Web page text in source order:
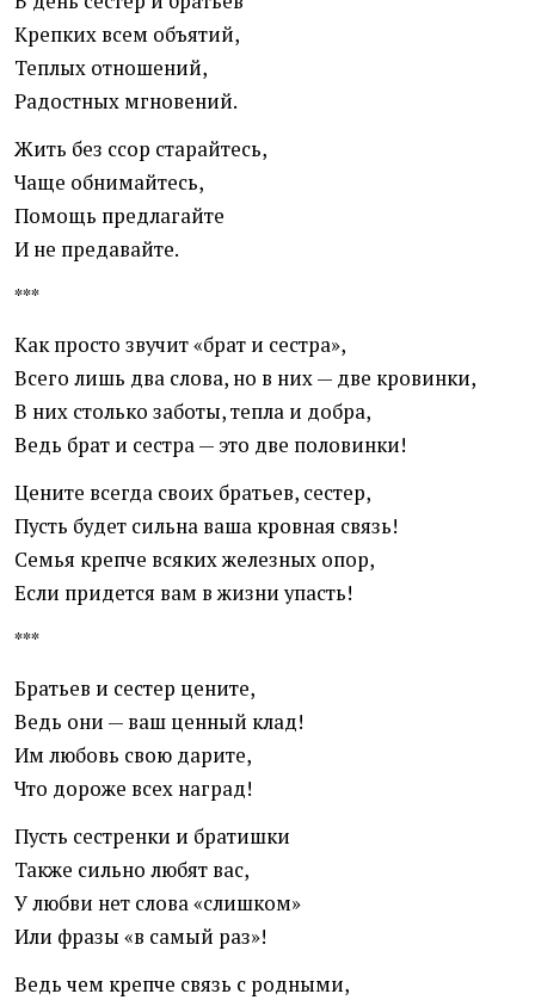
Крепких всем объятий,
Теплых отношений,
Радостных мгновений.
Жить без ссор старайтесь,
Чаще обнимайтесь,
Помощь предлагайте
И не предавайте.
***
Как просто звучит «брат и сестра»,
Всего лишь два слова, но в них — две кровинки,
В них столько заботы, тепла и добра,
Ведь брат и сестра — это две половинки!
Цените всегда своих братьев, сестер,
Пусть будет сильна ваша кровная связь!
Семья крепче всяких железных опор,
Если придется вам в жизни упасть!
***
Братьев и сестер цените,
Ведь они — ваш ценный клад!
Им любовь свою дарите,
Что дороже всех наград!
Пусть сестренки и братишки
Также сильно любят вас,
У любви нет слова «слишком»
Или фразы «в самый раз»!
Ведь чем крепче связь с родными,